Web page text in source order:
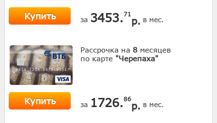
Купить за 3453. 71
р. в мес.
Рассрочка на 8 месяцев
по карте "Черепаха"
Купить за 1726.86
р. в мес.